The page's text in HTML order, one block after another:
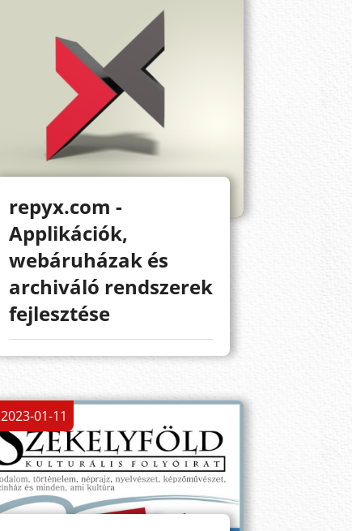
repyx.com -
Applikációk,
webáruházak és
archiváló rendszerek
fejlesztése
2023-01-11